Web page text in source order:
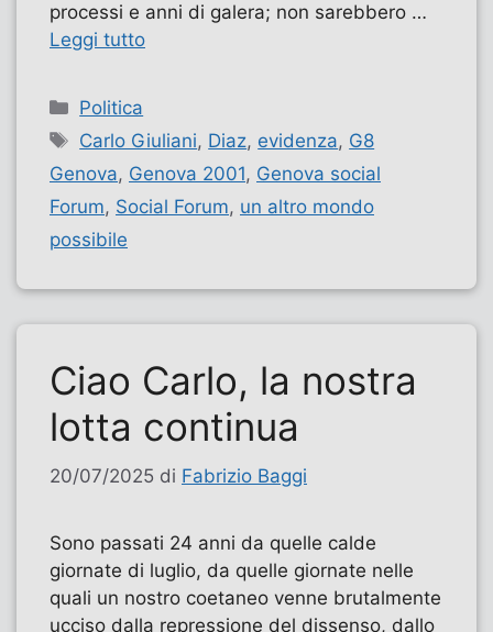
processi e anni di galera; non sarebbero …
Leggi tutto
Categorie
Politica
Tag
Carlo Giuliani, Diaz, evidenza, G8
Genova, Genova 2001, Genova social
Forum, Social Forum, un altro mondo
possibile
Ciao Carlo, la nostra
lotta continua
20/07/2025 di Fabrizio Baggi
Sono passati 24 anni da quelle calde
giornate di luglio, da quelle giornate nelle
quali un nostro coetaneo venne brutalmente
ucciso dalla repressione del dissenso, dallo